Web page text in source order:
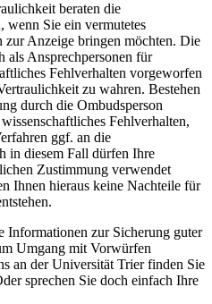
beraten die
wenn Sie ein vermutetes
zur Anzeige bringen möchten. Die
als Ansprechpersonen für
Fehlverhalten vorgeworfen
zu wahren. Bestehen
durch die Ombudsperson
Fehlverhalten,
ggf. an die
in diesem Fall dürfen Ihre
Zustimmung verwendet
Ihnen hieraus keine Nachteile für
Informationen zur Sicherung guter
Umgang mit Vorwürfen
an der Universität Trier finden Sie
sprechen Sie doch einfach Ihre